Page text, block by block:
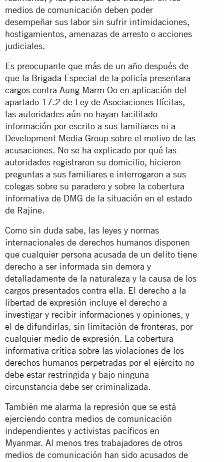
medios de comunicación deben poder
desempeñar sus labor sin sufrir intimidaciones,
hostigamientos, amenazas de arresto o acciones
judiciales.
Es preocupante que más de un año después de
que la Brigada Especial de la policía presentara
cargos contra Aung Marm Oo en aplicación del
apartado 17.2 de Ley de Asociaciones Ilícitas,
las autoridades aún no hayan facilitado
información por escrito a sus familiares ni a
Development Media Group sobre el motivo de las
acusaciones. No se ha explicado por qué las
autoridades registraron su domicilio, hicieron
preguntas a sus familiares e interrogaron a sus
colegas sobre su paradero y sobre la cobertura
informativa de DMG de la situación en el estado
de Rajine.
Como sin duda sabe, las leyes y normas
internacionales de derechos humanos disponen
que cualquier persona acusada de un delito tiene
derecho a ser informada sin demora y
detalladamente de la naturaleza y la causa de los
cargos presentados contra ella. El derecho a la
libertad de expresión incluye el derecho a
investigar y recibir informaciones y opiniones, y
el de difundirlas, sin limitación de fronteras, por
cualquier medio de expresión. La cobertura
informativa crítica sobre las violaciones de los
derechos humanos perpetradas por el ejército no
debe estar restringida y bajo ninguna
circunstancia debe ser criminalizada.
También me alarma la represión que se está
ejerciendo contra medios de comunicación
independientes y activistas pacíficos en
Myanmar. Al menos tres trabajadores de otros
medios de comunicación han sido acusados de